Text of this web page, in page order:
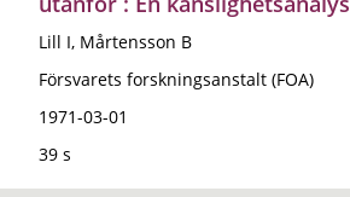
Lill I, Mårtensson B
Försvarets forskningsanstalt (FOA)
1971-03-01
39 s